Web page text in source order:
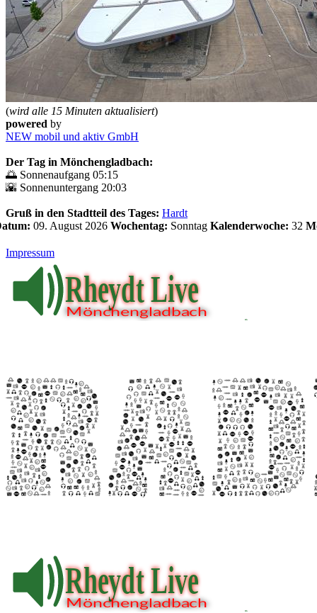
(wird alle 15 Minuten aktualisiert)
powered by
NEW mobil und aktiv GmbH
Der Tag in Mönchengladbach:
🌅 Sonnenaufgang 05:15
🌇 Sonnenuntergang 20:03
Gruß in den Stadtteil des Tages: Hardt
09. August 2026 Wochentag: Sonntag Kalenderwoche: 32
Impressum